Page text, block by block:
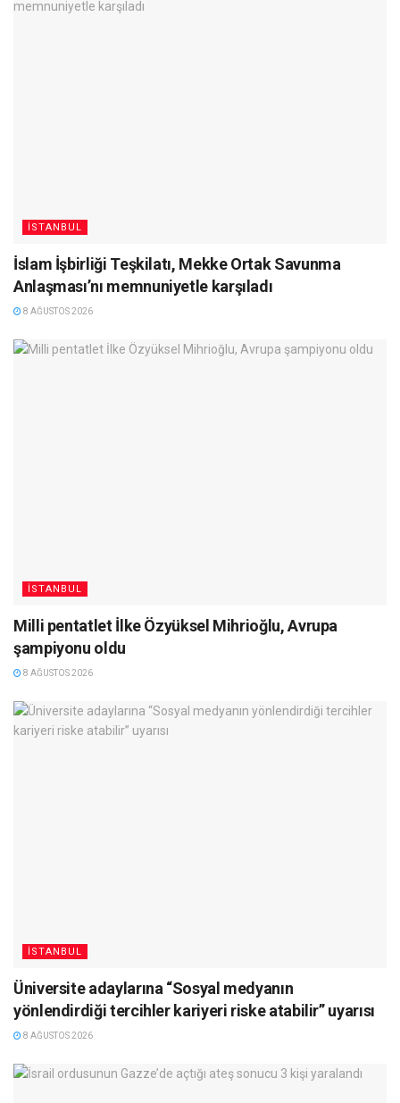
İSTANBUL
İslam İşbirliği Teşkilatı, Mekke Ortak Savunma
Anlaşması’nı memnuniyetle karşıladı
8 AĞUSTOS 2026
İSTANBUL
Milli pentatlet İlke Özyüksel Mihrioğlu, Avrupa
şampiyonu oldu
8 AĞUSTOS 2026
İSTANBUL
Üniversite adaylarına “Sosyal medyanın
yönlendirdiği tercihler kariyeri riske atabilir” uyarısı
8 AĞUSTOS 2026